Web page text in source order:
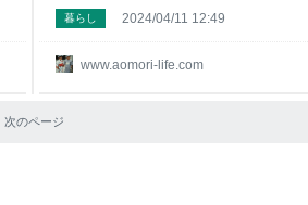
www.aomori-life.com
暮らし 2024/04/11 12:49
次のページ